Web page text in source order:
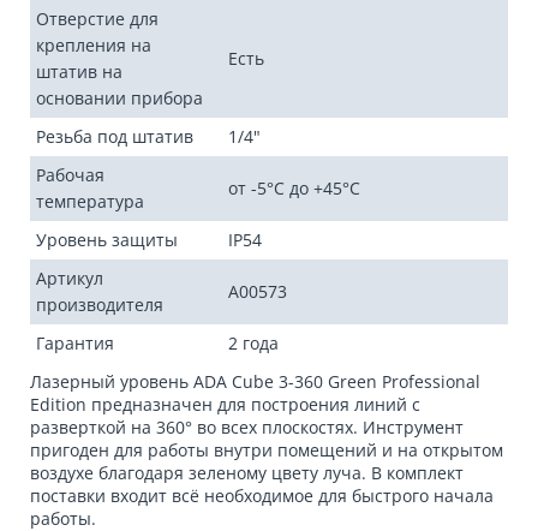
Отверстие для
крепления на
штатив на
основании прибора
Есть
Резьба под штатив
1/4"
Рабочая
температура
от -5°С до +45°С
Уровень защиты
IP54
Артикул
производителя
A00573
Гарантия
2 года
Лазерный уровень ADA Cube 3-360 Green Professional
Edition предназначен для построения линий с
разверткой на 360° во всех плоскостях. Инструмент
пригоден для работы внутри помещений и на открытом
воздухе благодаря зеленому цвету луча. В комплект
поставки входит всё необходимое для быстрого начала
работы.